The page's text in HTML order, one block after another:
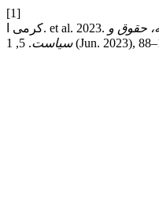
[1]
حقوق و
سیاست. 5, 1 (Jun. 2023),